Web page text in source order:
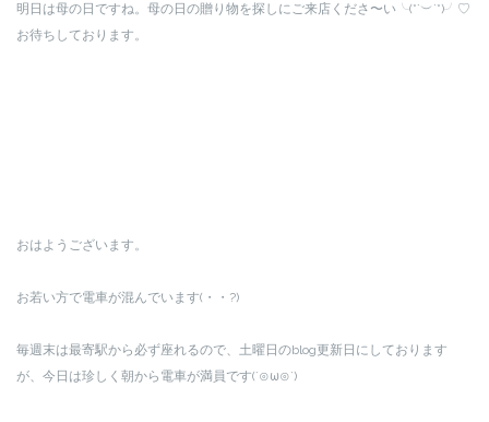
明日は母の日ですね。母の日の贈り物を探しにご来店くださ〜い╰(*´︶`*)╯♡
お待ちしております。
おはようございます。
お若い方で電車が混んでいます(・・?)
毎週末は最寄駅から必ず座れるので、土曜日のblog更新日にしております
が、今日は珍しく朝から電車が満員です(´⊙ω⊙`)